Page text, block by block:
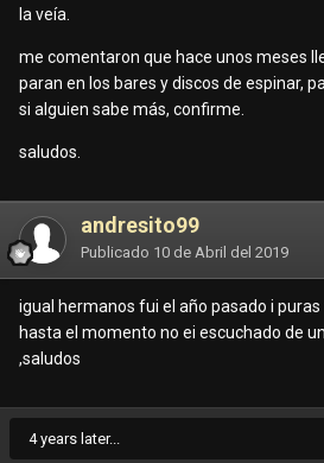
piernas
7. Tatuajes o Señas Particulares: no
8. Apariencia / Vestimenta: Con top e
9. Papita: rasuradita y ajusta.
10. Servicio Adicional: no brinda.
11. Fellatio: no lo hace bien.
estanan cerrados la mayoria de los
la veía.
me comentaron que hace unos meses
paran en los bares y discos de espinar,
si alguien sabe más, confirme.
saludos.
andresito99
Publicado 10 de Abril del 2019
igual hermanos fui el año pasado i
hasta el momento no ei escuchado de
,saludos
4 years later...